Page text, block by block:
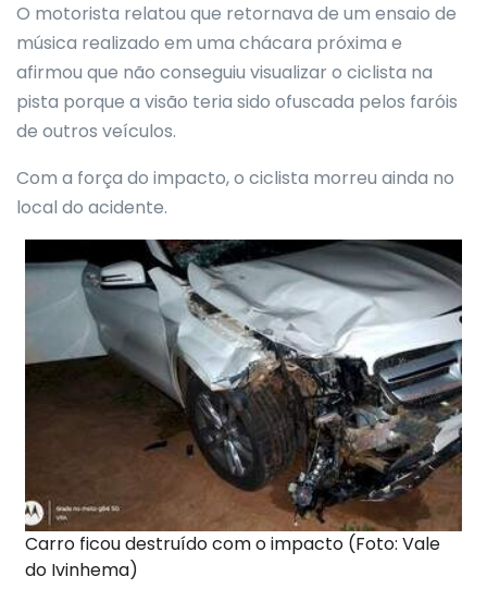
O motorista relatou que retornava de um ensaio de
música realizado em uma chácara próxima e
afirmou que não conseguiu visualizar o ciclista na
pista porque a visão teria sido ofuscada pelos faróis
de outros veículos.
Com a força do impacto, o ciclista morreu ainda no
local do acidente.
Carro ficou destruído com o impacto (Foto: Vale
do Ivinhema)